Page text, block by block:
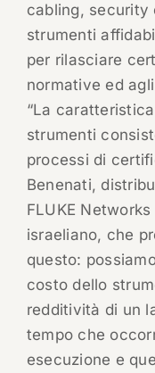
cabling, security
strumenti
per rilasciare
normative ed
“La
strumenti
processi di
Benenati,
FLUKE
israeliano, che
questo:
costo dello
redditività di un
tempo che
esecuzione e